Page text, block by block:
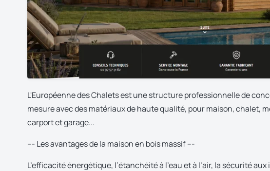
L'Européenne des Chalets est une structure professionnelle de
mesure avec des matériaux de haute qualité, pour maison, chalet,
carport et garage...
--- Les avantages de la maison en bois massif ---
L’efficacité énergétique, l’étanchéité à l’eau et à l’air, la sécurité